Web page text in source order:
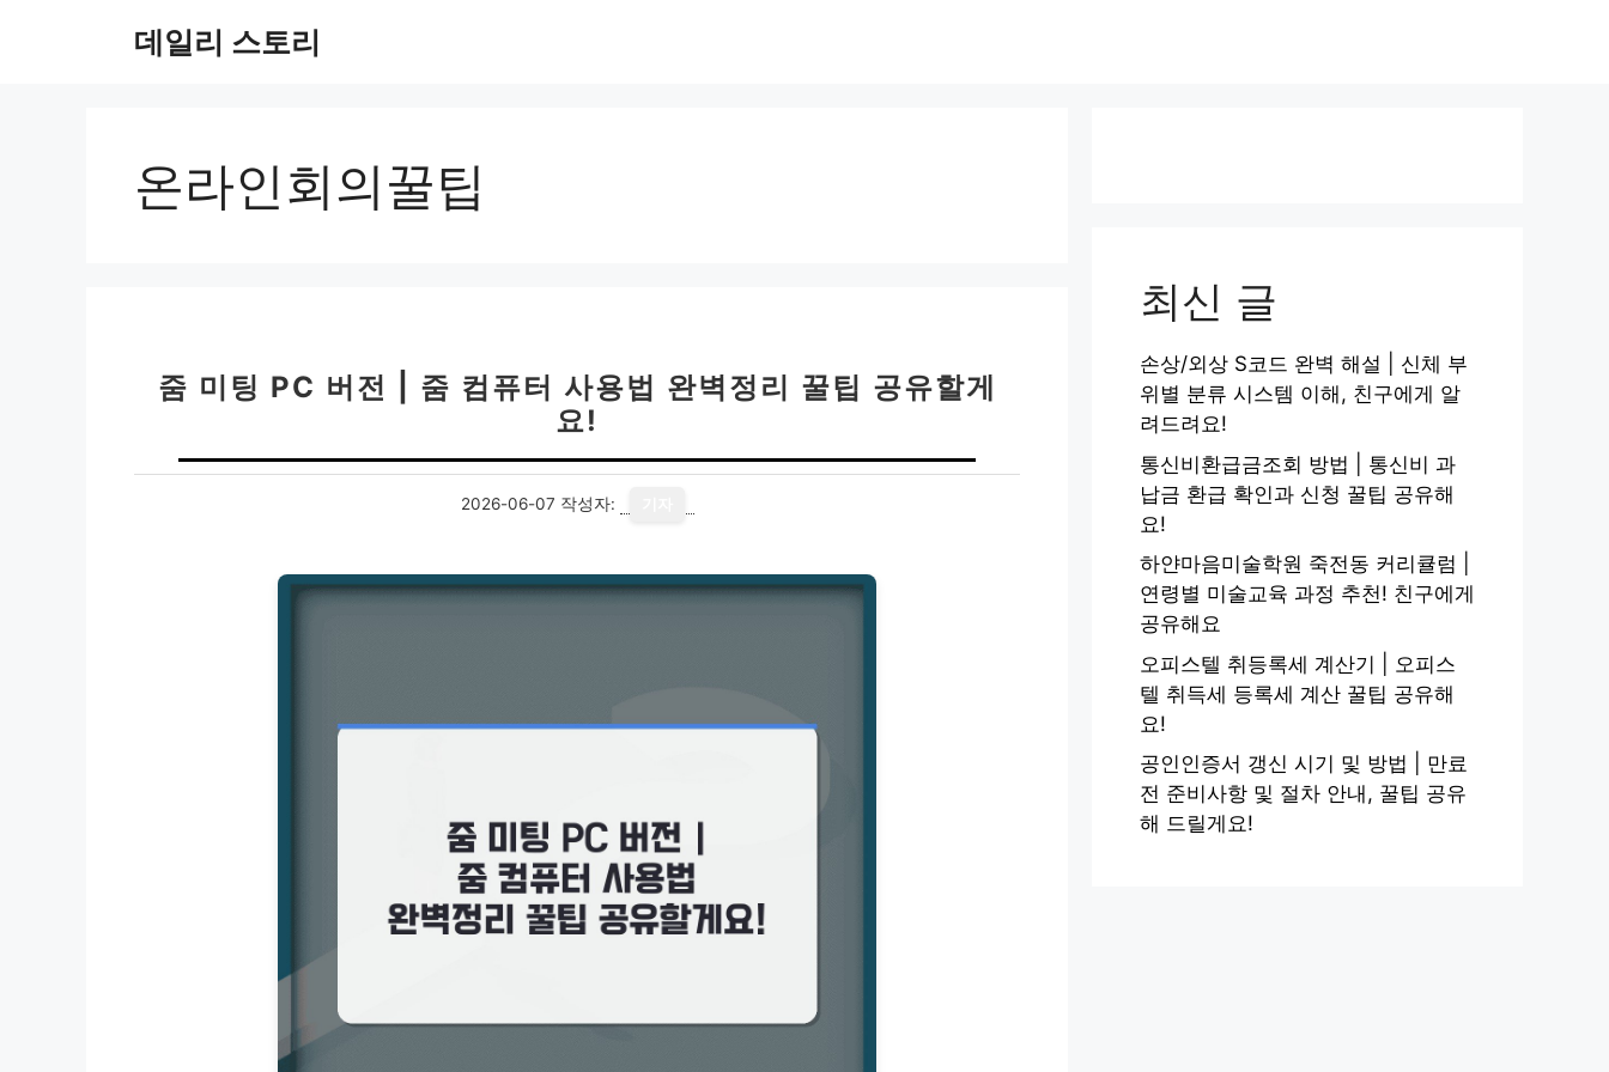
데일리 스토리
온라인회의꿀팁
줌 미팅 PC 버전 | 줌 컴퓨터 사용법 완벽정리 꿀팁 공유할게
요!
2026-06-07 작성자:
최신 글
손상/외상 S코드 완벽 해설 | 신체 부
위별 분류 시스템 이해, 친구에게 알
려드려요!
통신비환급금조회 방법 | 통신비 과
납금 환급 확인과 신청 꿀팁 공유해
요!
하얀마음미술학원 죽전동 커리큘럼 |
연령별 미술교육 과정 추천! 친구에게
공유해요
오피스텔 취등록세 계산기 | 오피스
텔 취득세 등록세 계산 꿀팁 공유해
요!
공인인증서 갱신 시기 및 방법 | 만료
전 준비사항 및 절차 안내, 꿀팁 공유
해 드릴게요!